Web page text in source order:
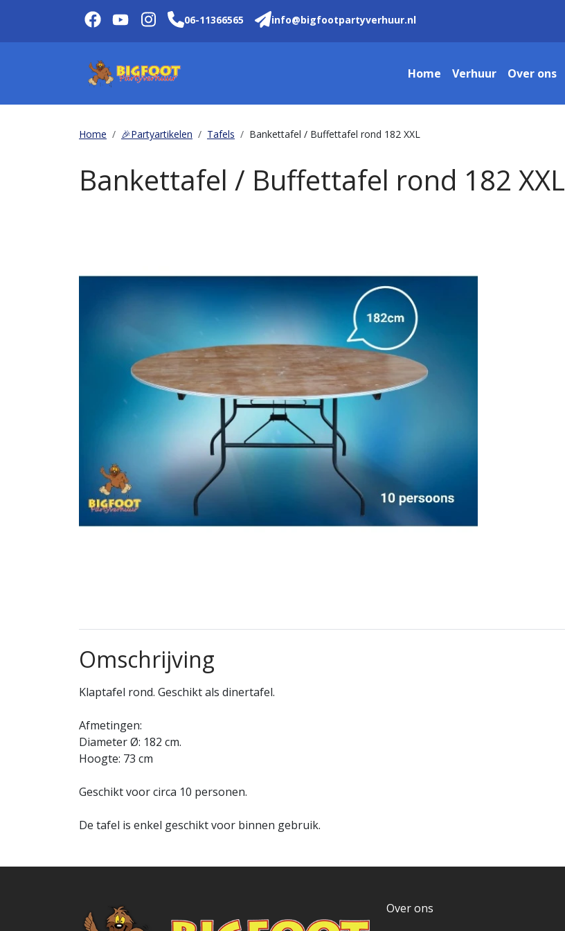
06-11366565 info@bigfootpartyverhuur.nl
Home Verhuur Over ons
Home 🎉Partyartikelen Tafels Bankettafel / Buffettafel rond 182 XXL
Bankettafel / Buffettafel rond 182 XXL
Omschrijving
Klaptafel rond. Geschikt als dinertafel.
Afmetingen:
Diameter Ø: 182 cm.
Hoogte: 73 cm
Geschikt voor circa 10 personen.
De tafel is enkel geschikt voor binnen gebruik.
Over ons